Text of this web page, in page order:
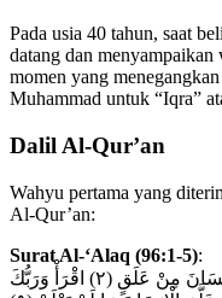
Pada usia 40 tahun, saat
datang dan
momen yang
Muhammad untuk “Iqra”
Dalil Al-Qur’an
Wahyu pertama yang
Al-Qur’an:
Surat Al-‘Alaq (96:1-5):
اقْرَأْ بِاسْمِ رَبِّكَ الَّذِي خَلَقَ (١) خَلَقَ الْإِنسَانَ مِنْ عَلَقٍ (٢) اقْرَأْ وَرَبُّكَ